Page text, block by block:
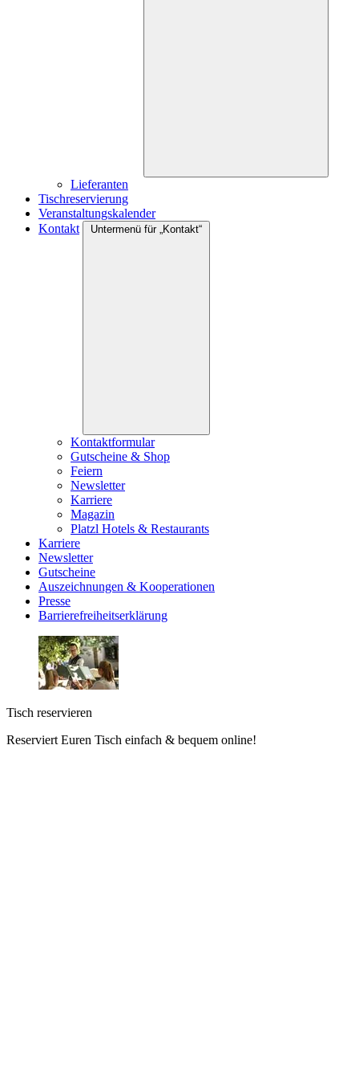
Lieferanten
Tischreservierung
Veranstaltungskalender
Kontakt
Untermenü für „Kontakt“
Kontaktformular
Gutscheine & Shop
Feiern
Newsletter
Karriere
Magazin
Platzl Hotels & Restaurants
Karriere
Newsletter
Gutscheine
Auszeichnungen & Kooperationen
Presse
Barrierefreiheitserklärung
Tisch reservieren
Reserviert Euren Tisch einfach & bequem online!